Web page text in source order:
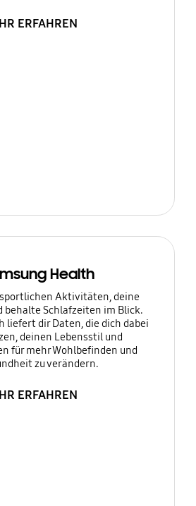
ERFAHREN
Health
Aktivitäten, deine
behalte Schlafzeiten im Blick.
liefert dir Daten, die dich dabei
deinen Lebensstil und
für mehr Wohlbefinden und
zu verändern.
ERFAHREN